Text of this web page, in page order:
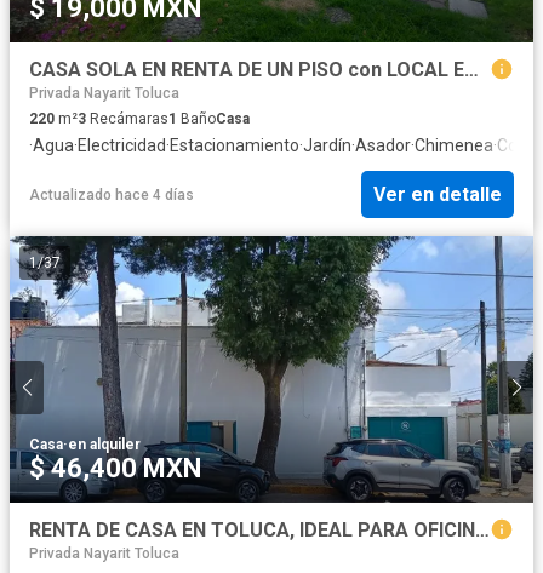
$ 19,000 MXN
CASA SOLA EN RENTA DE UN PISO con LOCAL EN STA ANA TLAPALTITLAN TOLUCA
Privada Nayarit Toluca
220 m²3 Recámaras1 BañoCasa
·Agua·Electricidad·Estacionamiento·Jardín·Asador·Chimenea·
Actualizado hace 4 días Ver en detalle
1/37
Casa·en alquiler
$ 46,400 MXN
RENTA DE CASA EN TOLUCA, IDEAL PARA OFICINAS, CONSULTORIOS, LABORATORIO MÉDICO
Privada Nayarit Toluca